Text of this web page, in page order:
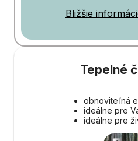
Bližšie
Tepelné
obnoviteľná
ideálne pre
ideálne pre